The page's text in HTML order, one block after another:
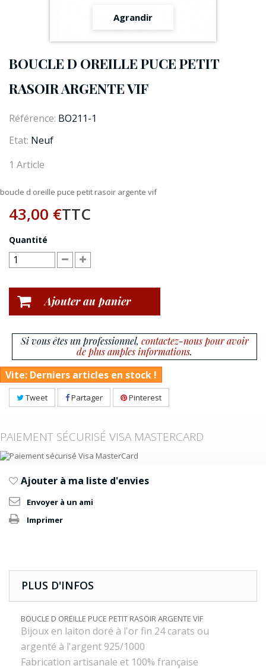
Agrandir
BOUCLE D OREILLE PUCE PETIT
RASOIR ARGENTE VIF
Référence: BO211-1
Etat: Neuf
1 Article
boucle d oreille puce petit rasoir argente vif
43,00 €TTC
Quantité
Ajouter au panier
Si vous êtes un professionnel, contactez-nous pour avoir
de plus amples informations.
Vite: Derniers articles en stock !
Tweet Partager Pinterest
PAIEMENT SÉCURISÉ VISA MASTERCARD
Ajouter à ma liste d'envies
Envoyer à un ami
Imprimer
PLUS D'INFOS
BOUCLE D OREILLE PUCE PETIT RASOIR ARGENTE VIF
Bijoux en laiton doré à l'or fin 24 carats ou
argenté à l'argent 925/1000
Fabrication artisanale et 100% française